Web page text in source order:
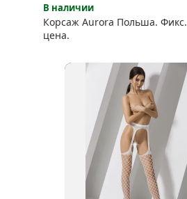
В наличии
Корсаж Aurora Польша. Фикс.
цена.